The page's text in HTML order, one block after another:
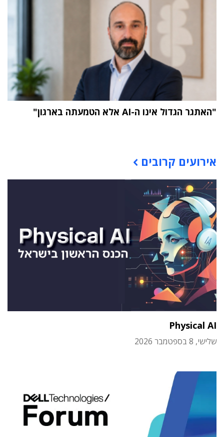
"האתגר הגדול אינו ה-AI אלא הטמעתה בארגון"
אירועים קרובים
Physical AI
שלישי, 8 בספטמבר 2026